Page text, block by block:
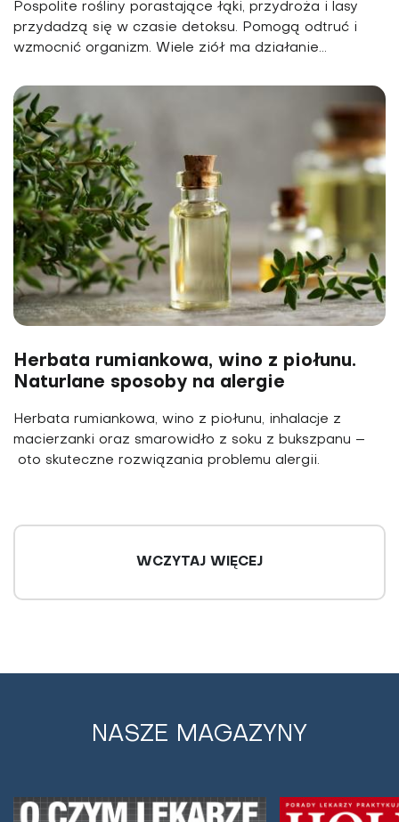
Pospolite rośliny porastające łąki, przydroża i lasy
przydadzą się w czasie detoksu. Pomogą odtruć i
wzmocnić organizm. Wiele ziół ma działanie...
Herbata rumiankowa, wino z piołunu.
Naturlane sposoby na alergie
Herbata rumiankowa, wino z piołunu, inhalacje z
macierzanki oraz smarowidło z soku z bukszpanu –
oto skuteczne rozwiązania problemu alergii.
chorobach dziąseł
WCZYTAJ WIĘCEJ
NASZE MAGAZYNY